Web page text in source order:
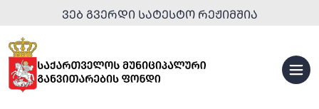
ᲕᲔᲑ ᲒᲕᲔᲠᲓᲘ ᲡᲐᲢᲔᲡᲢᲝ ᲠᲔᲟᲘᲛᲨᲘᲐ